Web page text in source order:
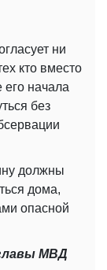
ни
кто вместо
его начала
без
должны
дома,
опасной
МВД